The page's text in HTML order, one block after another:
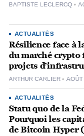
BAPTISTE LECLERCQ
ACTUALITÉS
Résilience face à
du marché crypto
projets
ARTHUR CARLIER
ACTUALITÉS
Statu quo de la
Pourquoi les
de Bitcoin Hyper